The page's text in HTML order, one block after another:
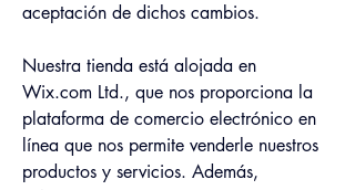
aceptación de dichos cambios.
Nuestra tienda está alojada en
Wix.com Ltd., que nos proporciona la
plataforma de comercio electrónico en
línea que nos permite venderle nuestros
productos y servicios. Además,